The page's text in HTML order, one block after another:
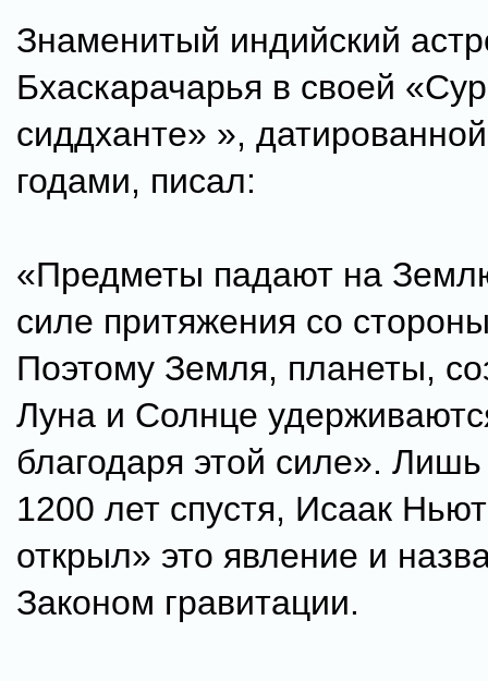
Знаменитый индийский
Бхаскарачарья в своей
сиддханте» »,
годами, писал:
«Предметы падают на
силе притяжения со
Поэтому Земля, планеты,
Луна и Солнце
благодаря этой силе». Лишь
1200 лет спустя, Исаак
открыл» это явление и
Законом гравитации.